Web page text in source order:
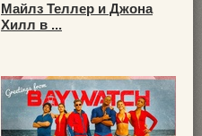
Майлз Теллер и Джона
Хилл в ...